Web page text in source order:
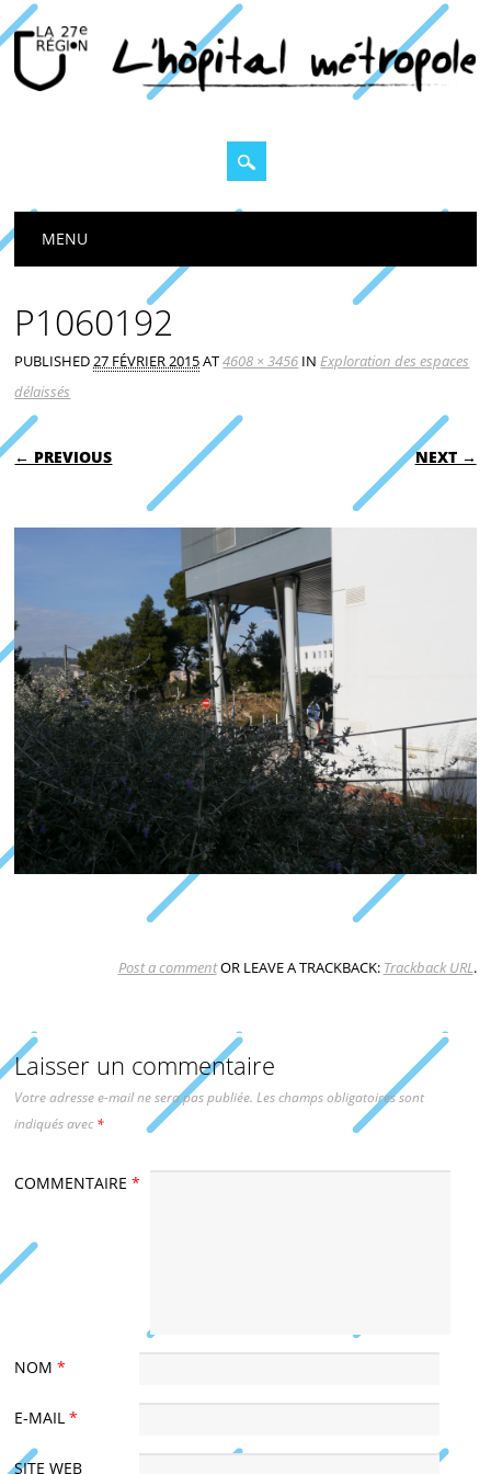
Main menu
MENU
P1060192
PUBLISHED27 FÉVRIER 2015AT4608 × 3456 INExploration des espaces
délaissés
← PREVIOUS NEXT →
Post a commentOR LEAVE A TRACKBACK: Trackback URL.
Laisser un commentaire
Votre adresse e-mail ne sera pas publiée. Les champs obligatoires sont
indiqués avec*
COMMENTAIRE*
NOM*
E-MAIL*
SITE WEB